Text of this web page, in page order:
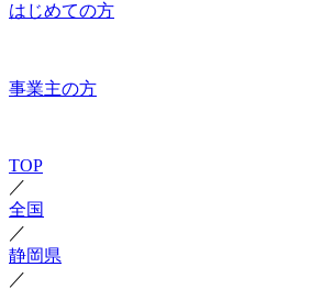
はじめての方
事業主の方
TOP
／
全国
／
静岡県
／